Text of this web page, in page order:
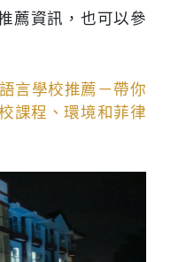
薦資訊，也可以參
言學校推薦－帶你
課程、環境和菲律